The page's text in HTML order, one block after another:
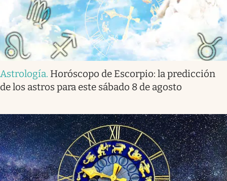
Astrología. Horóscopo de Escorpio: la predicción
de los astros para este sábado 8 de agosto